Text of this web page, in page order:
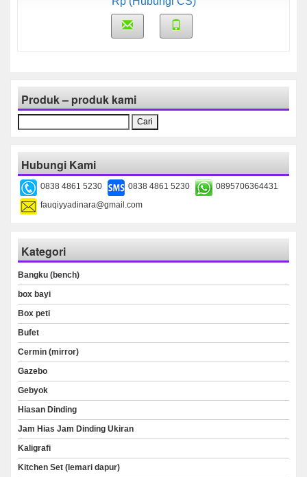
Produk – produk kami
untuk:
Hubungi Kami
0838 4861 5230 0838 4861 5230
0895706364431
fauqiyyadinara@gmail.com
Kategori
Bangku (bench)
box bayi
Box peti
Bufet
Cermin (mirror)
Gazebo
Gebyok
Hiasan Dinding
Jam Hias Jam Dinding Ukiran
Kaligrafi
Kitchen Set (lemari dapur)